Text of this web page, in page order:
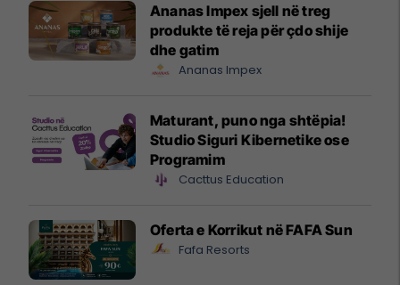
Ananas Impex sjell në treg
produkte të reja për çdo shije
dhe gatim
Ananas Impex
Maturant, puno nga shtëpia!
Studio Siguri Kibernetike ose
Programim
Cacttus Education
Oferta e Korrikut në FAFA Sun
Fafa Resorts